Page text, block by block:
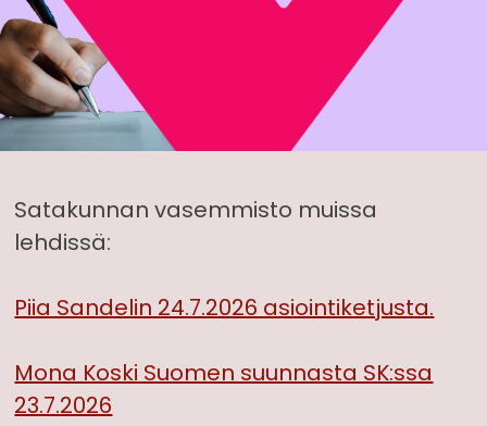
Satakunnan vasemmisto muissa
lehdissä:
Piia Sandelin 24.7.2026 asiointiketjusta.
Mona Koski Suomen suunnasta SK:ssa
23.7.2026